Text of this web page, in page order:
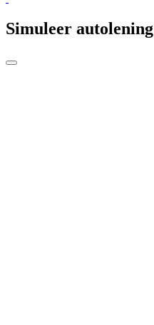
Simuleer autolening